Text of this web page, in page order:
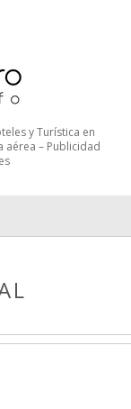
y Turística en
aérea – Publicidad